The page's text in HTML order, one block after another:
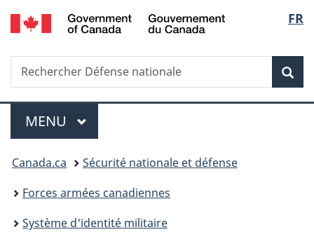
Skip
to
content
Skip
to
government"
Skip
to
menu
Switch
to
HTML
FR
Search
Rechercher
Défense
Menu
MAIN
MENU
You
are
here:
Canada.ca
Sécurité nationale et défense
Forces armées canadiennes
Système d'identité militaire